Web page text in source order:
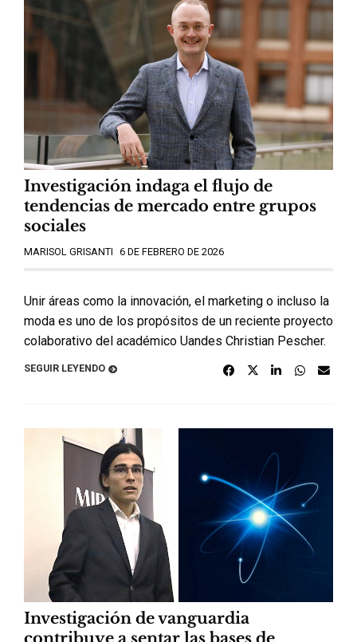
Investigación indaga el flujo de
tendencias de mercado entre grupos
sociales
MARISOL GRISANTI 6 DE FEBRERO DE 2026
Unir áreas como la innovación, el marketing o incluso la
moda es uno de los propósitos de un reciente proyecto
colaborativo del académico Uandes Christian Pescher.
SEGUIR LEYENDO
Investigación de vanguardia
contribuye a sentar las bases de